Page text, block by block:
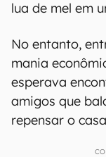
lua de mel em
No entanto,
mania
esperava
amigos que
repensar o